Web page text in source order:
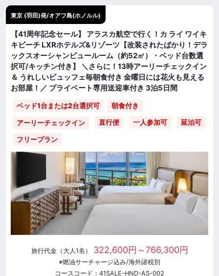
東京 (羽田)発/オアフ島(ホノルル)
【41周年記念セール】 アラスカ航空で行く！カ ライ ワイキ
キビーチ LXRホテルズ&リゾーツ【改装されたばかり！デラ
ックスオーシャンビュールーム（約52㎡）・ベッド台数選
択可/キッチン付き】 ＼さらに！13時アーリーチェックイン
＆ うれしいビュッフェ毎朝食付き 金曜日には花火も見える
お部屋！／ プライベート専用送迎車付き 3泊5日間
ベッド1台または2台選択可 朝食付き
アーリーチェックイン 直行便 一人参加可 延泊可
フリープラン
旅行代金（大人1名） 322,600円～766,300円
※燃油サーチャージ込み/海外諸税別
コースコード：41SALE-HND-AS-002